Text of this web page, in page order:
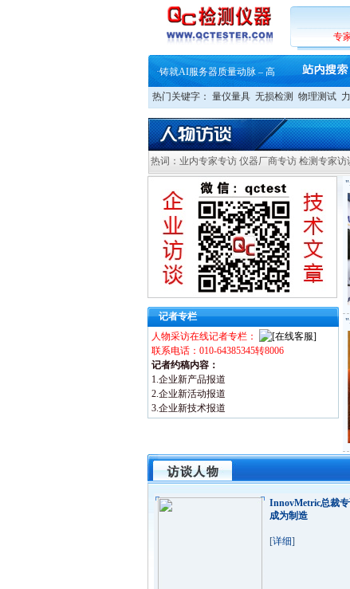
专
蔡司软件 | 高效变形分析能
·铸就AI服务器质量动脉 – 高
·铸就AI服务器质量动脉 – 高
·ZEISS BOSELLO ADR 让内部缺
·蔡司和亿纬锂能达成战略合作
·蔡司软件 | 高效变形分析能
·铸就AI服务器质量动脉 – 高
·铸就AI服务器质量动脉 – 高
·ZEISS BOSELLO ADR 让内部缺
蔡司和亿纬锂能达成战略合作
大牌云集 买家升级 ——26
热门关键字： 量仪量具 无损检测 物理测试
热词：业内专家专访 仪器厂商专访 检测专家访
记者专栏
人物采访在线记者专栏：
联系电话：010-64385345转8006
记者约稿内容：
1.企业新产品报道
2.企业新活动报道
3.企业新技术报道
InnovMetric总裁
成为制造
[详细]